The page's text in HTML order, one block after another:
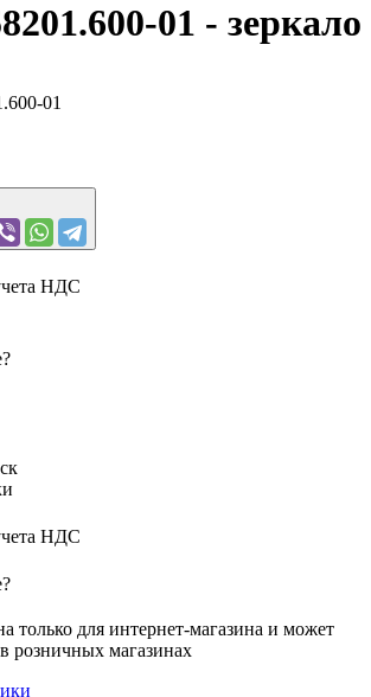
01 - зеркало
01
НДС
НДС
только для интернет-магазина и может
розничных магазинах